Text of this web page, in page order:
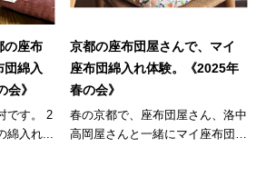
の座布
団綿入
会》
です。 2
綿入れ...
京都の座布団屋さんで、マイ
座布団綿入れ体験。《2025年
春の会》
春の京都で、座布団屋さん、洛中
高岡屋さんと一緒にマイ座布団づ